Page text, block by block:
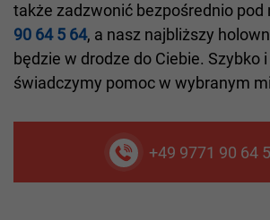
także zadzwonić bezpośrednio pod
90 64 5 64, a nasz najbliższy
będzie w drodze do Ciebie. Szybko
świadczymy pomoc w wybranym
+49 9771 90 64